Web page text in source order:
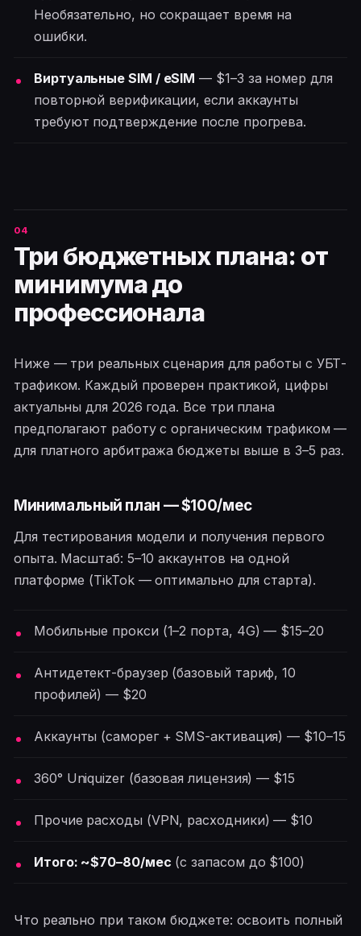
Необязательно, но сокращает время на
ошибки.
Виртуальные SIM / eSIM — $1–3 за номер для
повторной верификации, если аккаунты
требуют подтверждение после прогрева.
Три бюджетных плана: от
минимума до
профессионала
Ниже — три реальных сценария для работы с УБТ-
трафиком. Каждый проверен практикой, цифры
актуальны для 2026 года. Все три плана
предполагают работу с органическим трафиком —
для платного арбитража бюджеты выше в 3–5 раз.
Минимальный план — $100/мес
Для тестирования модели и получения первого
опыта. Масштаб: 5–10 аккаунтов на одной
платформе (TikTok — оптимально для старта).
Мобильные прокси (1–2 порта, 4G) — $15–20
Антидетект-браузер (базовый тариф, 10
профилей) — $20
Аккаунты (саморег + SMS-активация) — $10–15
360° Uniquizer (базовая лицензия) — $15
Прочие расходы (VPN, расходники) — $10
Итого: ~$70–80/мес (с запасом до $100)
Что реально при таком бюджете: освоить полный